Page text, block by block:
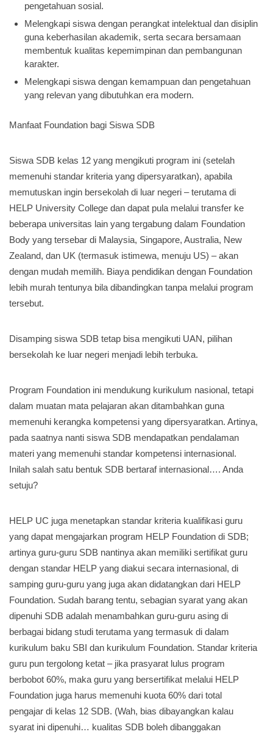
pengetahuan sosial.
Melengkapi siswa dengan perangkat intelektual dan disiplin
guna keberhasilan akademik, serta secara bersamaan
membentuk kualitas kepemimpinan dan pembangunan
karakter.
Melengkapi siswa dengan kemampuan dan pengetahuan
yang relevan yang dibutuhkan era modern.
Manfaat Foundation bagi Siswa SDB
Siswa SDB kelas 12 yang mengikuti program ini (setelah
memenuhi standar kriteria yang dipersyaratkan), apabila
memutuskan ingin bersekolah di luar negeri – terutama di
HELP University College dan dapat pula melalui transfer ke
beberapa universitas lain yang tergabung dalam Foundation
Body yang tersebar di Malaysia, Singapore, Australia, New
Zealand, dan UK (termasuk istimewa, menuju US) – akan
dengan mudah memilih. Biaya pendidikan dengan Foundation
lebih murah tentunya bila dibandingkan tanpa melalui program
tersebut.
Disamping siswa SDB tetap bisa mengikuti UAN, pilihan
bersekolah ke luar negeri menjadi lebih terbuka.
Program Foundation ini mendukung kurikulum nasional, tetapi
dalam muatan mata pelajaran akan ditambahkan guna
memenuhi kerangka kompetensi yang dipersyaratkan. Artinya,
pada saatnya nanti siswa SDB mendapatkan pendalaman
materi yang memenuhi standar kompetensi internasional.
Inilah salah satu bentuk SDB bertaraf internasional…. Anda
setuju?
HELP UC juga menetapkan standar kriteria kualifikasi guru
yang dapat mengajarkan program HELP Foundation di SDB;
artinya guru-guru SDB nantinya akan memiliki sertifikat guru
dengan standar HELP yang diakui secara internasional, di
samping guru-guru yang juga akan didatangkan dari HELP
Foundation. Sudah barang tentu, sebagian syarat yang akan
dipenuhi SDB adalah menambahkan guru-guru asing di
berbagai bidang studi terutama yang termasuk di dalam
kurikulum baku SBI dan kurikulum Foundation. Standar kriteria
guru pun tergolong ketat – jika prasyarat lulus program
berbobot 60%, maka guru yang bersertifikat melalui HELP
Foundation juga harus memenuhi kuota 60% dari total
pengajar di kelas 12 SDB. (Wah, bias dibayangkan kalau
syarat ini dipenuhi… kualitas SDB boleh dibanggakan